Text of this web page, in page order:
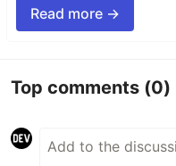
Read more →
Top comments (0)